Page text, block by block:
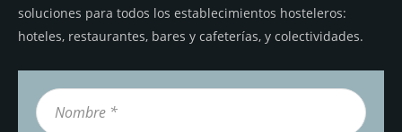
soluciones para todos los establecimientos hosteleros:
hoteles, restaurantes, bares y cafeterías, y colectividades.